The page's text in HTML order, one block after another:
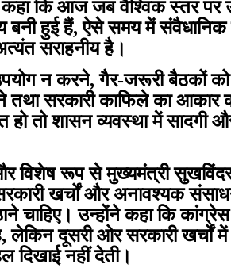
कि आज जब वैश्विक स्तर पर
बनी हुई हैं, ऐसे समय में संवैधानिक
सराहनीय है।
उपयोग न करने, गैर-जरूरी बैठकों को
तथा सरकारी काफिले का आकार
हो तो शासन व्यवस्था में सादगी
विशेष रूप से मुख्यमंत्री
खर्चों और अनावश्यक
चाहिए। उन्होंने कहा कि कांग्रेस
दूसरी ओर सरकारी खर्चों में
दिखाई नहीं देती।